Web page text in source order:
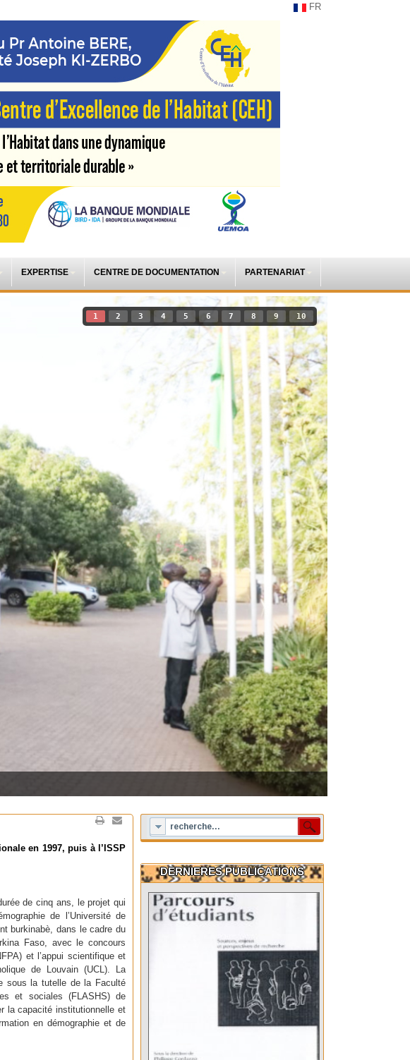
FR
EXPERTISE CENTRE DE DOCUMENTATION PARTENARIAT
1 2 3 4 5 6 7 8 9 10
en 1997, puis à l’ISSP
de cinq ans, le projet qui
de l’Université de
burkinabè, dans le cadre du
Faso, avec le concours
et l’appui scientifique et
de Louvain (UCL). La
sous la tutelle de la Faculté
et sociales (FLASHS) de
la capacité institutionnelle et
en démographie et de
DERNIERES PUBLICATIONS